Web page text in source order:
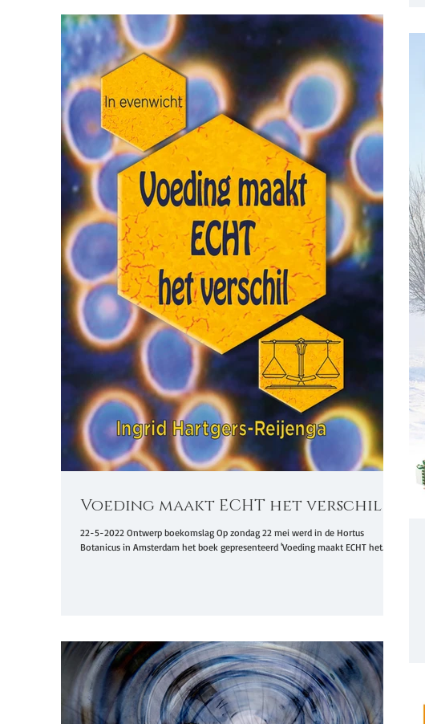
Voeding maakt ECHT het verschil
22-5-2022 Ontwerp boekomslag Op zondag 22 mei werd in de Hortus
Botanicus in Amsterdam het boek gepresenteerd 'Voeding maakt ECHT het...